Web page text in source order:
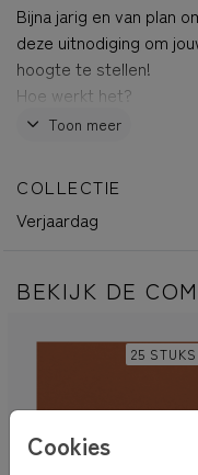
Cookies
Bijna jarig en van plan
deze uitnodiging om
hoogte te stellen!
Hoe werkt het?
1.Klik op bewerk deze
2.Klaar? Klik dan op
3.Je kunt kiezen voor
Kies je voor
TIP:Adressen altijd bij
Toon meer
COLLECTIE
Verjaardag
BEKIJK DE
25 STUKS